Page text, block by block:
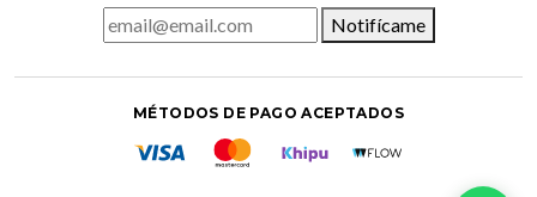
Notifícame
MÉTODOS DE PAGO ACEPTADOS